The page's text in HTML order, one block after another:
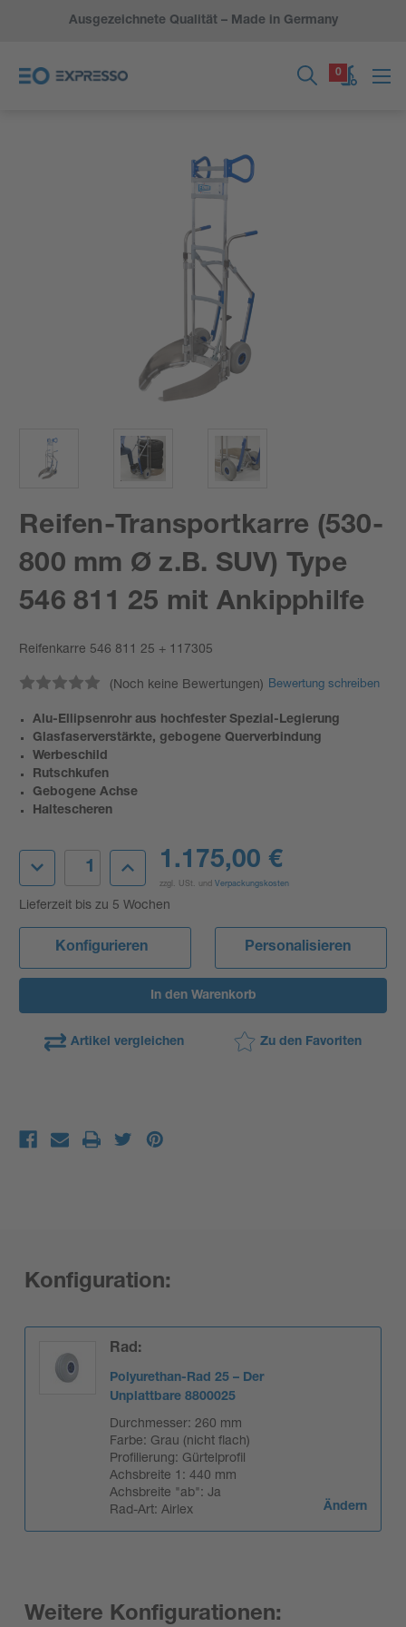
Ausgezeichnete Qualität – Made in Germany
0
Konfiguration:
Rad:
Polyurethan-Rad 25 – Der
Unplattbare 8800025
Durchmesser: 260 mm
Farbe: Grau (nicht flach)
Profilierung: Gürtelprofil
Achsbreite 1: 440 mm
Achsbreite "ab": Ja
Rad-Art: Airlex
Ändern
Weitere Konfigurationen:
Reifen-Transportkarre (530-
800 mm Ø z.B. SUV) Type
546 811 25 mit Ankipphilfe
Reifenkarre 546 811 25 + 117305
(Noch keine Bewertungen) Bewertung schreiben
Alu-Ellipsenrohr aus hochfester Spezial-Legierung
Glasfaserverstärkte, gebogene Querverbindung
Werbeschild
Rutschkufen
Gebogene Achse
Haltescheren
Aktueller
Lagerbestand:
Menge
von
Reifen-
Transportkarre
(530-
800
SUV)
811
Ankipphilfe
von
Reifen-
Transportkarre
(530-
800
mm
Ø
SUV)
811
mit
Ankipphilfe
1.175,00 €
zzgl. USt. und Verpackungskosten
Lieferzeit bis zu 5 Wochen
Konfigurieren Personalisieren
Artikel vergleichen Zu den Favoriten